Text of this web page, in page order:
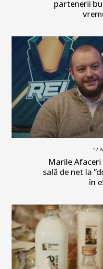
partenerii
12
Marile Afaceri
sală de net la
în